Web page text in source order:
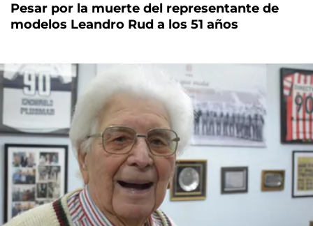
Pesar por la muerte del representante de
modelos Leandro Rud a los 51 años